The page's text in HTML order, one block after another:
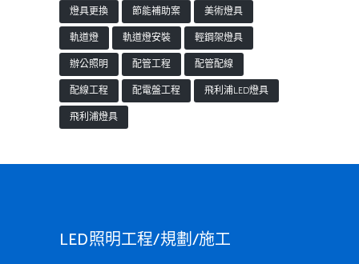
燈具更換
節能補助案
美術燈具
軌道燈
軌道燈安裝
輕鋼架燈具
辦公照明
配管工程
配管配線
配線工程
配電盤工程
飛利浦LED燈具
飛利浦燈具
LED照明工程/規劃/施工